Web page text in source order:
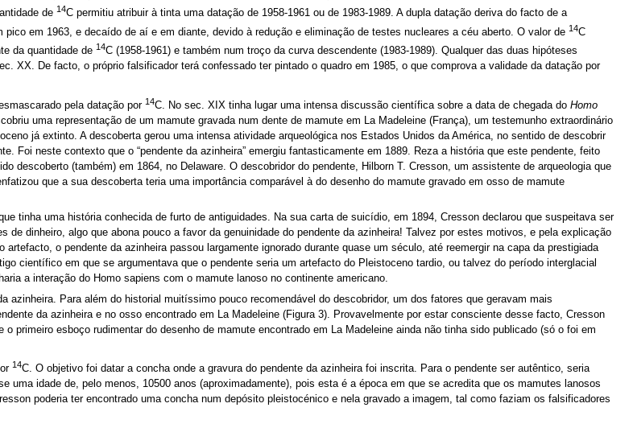
de 14C permitiu atribuir à tinta uma datação de 1958-1961 ou de 1983-1989. A dupla datação deriva do facto de a
em 1963, e decaído de aí e em diante, devido à redução e eliminação de testes nucleares a céu aberto. O valor de 14C
da quantidade de 14C (1958-1961) e também num troço da curva descendente (1983-1989). Qualquer das duas hipóteses
XX. De facto, o próprio falsificador terá confessado ter pintado o quadro em 1985, o que comprova a validade da datação por
pela datação por 14C. No sec. XIX tinha lugar uma intensa discussão científica sobre a data de chegada do Homo
uma representação de um mamute gravada num dente de mamute em La Madeleine (França), um testemunho extraordinário
já extinto. A descoberta gerou uma intensa atividade arqueológica nos Estados Unidos da América, no sentido de descobrir
Foi neste contexto que o “pendente da azinheira” emergiu fantasticamente em 1889. Reza a história que este pendente, feito
descoberto (também) em 1864, no Delaware. O descobridor do pendente, Hilborn T. Cresson, um assistente de arqueologia que
que a sua descoberta teria uma importância comparável à do desenho do mamute gravado em osso de mamute
tinha uma história conhecida de furto de antiguidades. Na sua carta de suicídio, em 1894, Cresson declarou que suspeitava ser
de dinheiro, algo que abona pouco a favor da genuinidade do pendente da azinheira! Talvez por estes motivos, e pela explicação
o pendente da azinheira passou largamente ignorado durante quase um século, até reemergir na capa da prestigiada
científico em que se argumentava que o pendente seria um artefacto do Pleistoceno tardio, ou talvez do período interglacial
a interação do Homo sapiens com o mamute lanoso no continente americano.
azinheira. Para além do historial muitíssimo pouco recomendável do descobridor, um dos fatores que geravam mais
da azinheira e no osso encontrado em La Madeleine (Figura 3). Provavelmente por estar consciente desse facto, Cresson
primeiro esboço rudimentar do desenho de mamute encontrado em La Madeleine ainda não tinha sido publicado (só o foi em
14C. O objetivo foi datar a concha onde a gravura do pendente da azinheira foi inscrita. Para o pendente ser autêntico, seria
uma idade de, pelo menos, 10500 anos (aproximadamente), pois esta é a época em que se acredita que os mamutes lanosos
poderia ter encontrado uma concha num depósito pleistocénico e nela gravado a imagem, tal como faziam os falsificadores